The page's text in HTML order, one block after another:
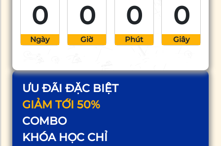
ƯU ĐÃI ĐẶC BIỆT
GIẢM TỚI 50%
COMBO
KHÓA HỌC CHỈ
0
Ngày
0
Giờ
0
Phút
0
Giây